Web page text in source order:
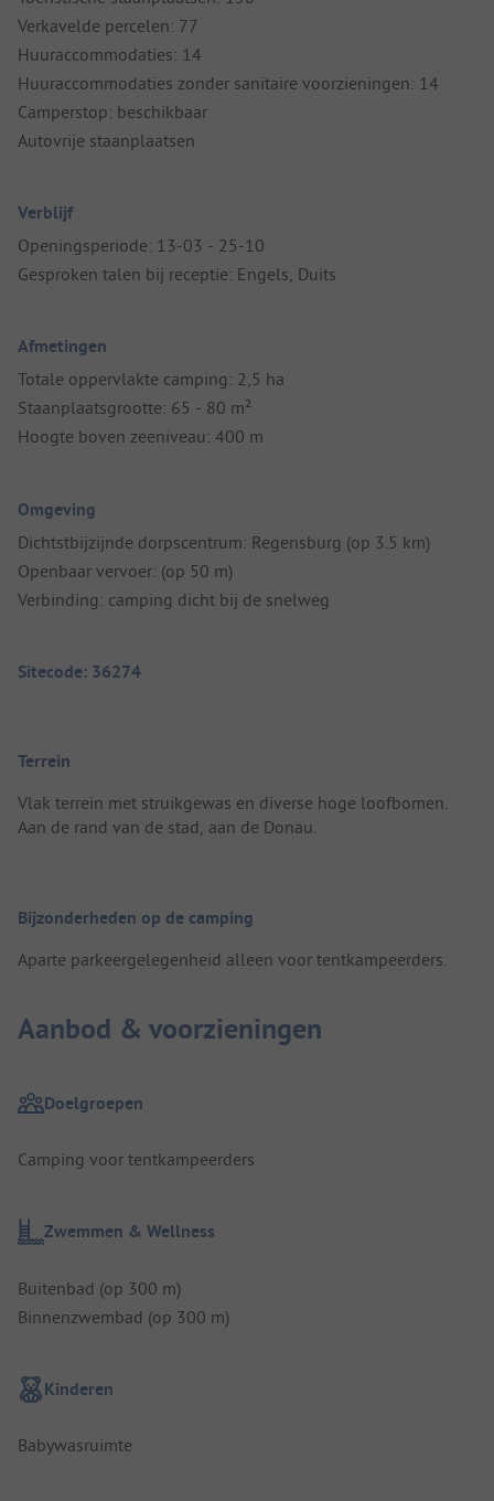
Verkavelde percelen: 77
Huuraccommodaties: 14
Huuraccommodaties zonder sanitaire voorzieningen: 14
Camperstop: beschikbaar
Autovrije staanplaatsen
Verblijf
Openingsperiode: 13-03 - 25-10
Gesproken talen bij receptie: Engels, Duits
Afmetingen
Totale oppervlakte camping: 2,5 ha
Staanplaatsgrootte: 65 - 80 m²
Hoogte boven zeeniveau: 400 m
Omgeving
Dichtstbijzijnde dorpscentrum: Regensburg (op 3.5 km)
Openbaar vervoer: (op 50 m)
Verbinding: camping dicht bij de snelweg
Sitecode: 36274
Terrein
Vlak terrein met struikgewas en diverse hoge loofbomen.
Aan de rand van de stad, aan de Donau.
Bijzonderheden op de camping
Aparte parkeergelegenheid alleen voor tentkampeerders.
Aanbod & voorzieningen
Doelgroepen
Camping voor tentkampeerders
Zwemmen & Wellness
Buitenbad (op 300 m)
Binnenzwembad (op 300 m)
Kinderen
Babywasruimte